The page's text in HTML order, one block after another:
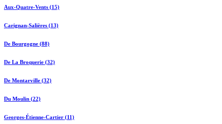
Aux-Quatre-Vents (15)
Carignan-Salières (13)
De Bourgogne (88)
De La Broquerie (32)
De Montarville (32)
Du Moulin (22)
Georges-Étienne-Cartier (11)